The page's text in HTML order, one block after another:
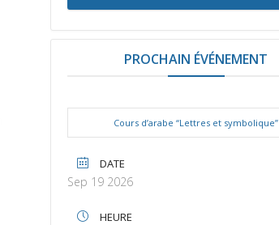
PROCHAIN ÉVÉNEMENT
Cours d’arabe “Lettres et symbolique”
DATE
Sep 19 2026
HEURE